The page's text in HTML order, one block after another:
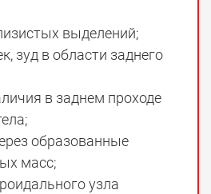
выделений;
зуд в области заднего
в заднем проходе
образованные
масс;
узла